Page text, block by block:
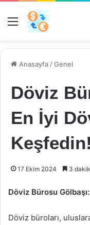
Menü
Anasayfa /Genel
Döviz
En İyi
Keşfedin!
17 Ekim 2024 3
Döviz Bürosu
Döviz büroları,